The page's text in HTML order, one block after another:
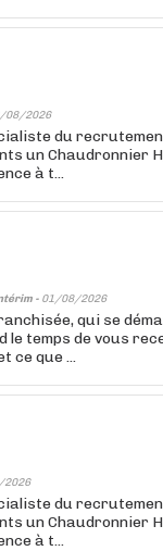
08/2026
du
un Chaudronnier
à t...
- 01/08/2026
qui se
le temps de vous
ce que ...
du
un Chaudronnier
à t...